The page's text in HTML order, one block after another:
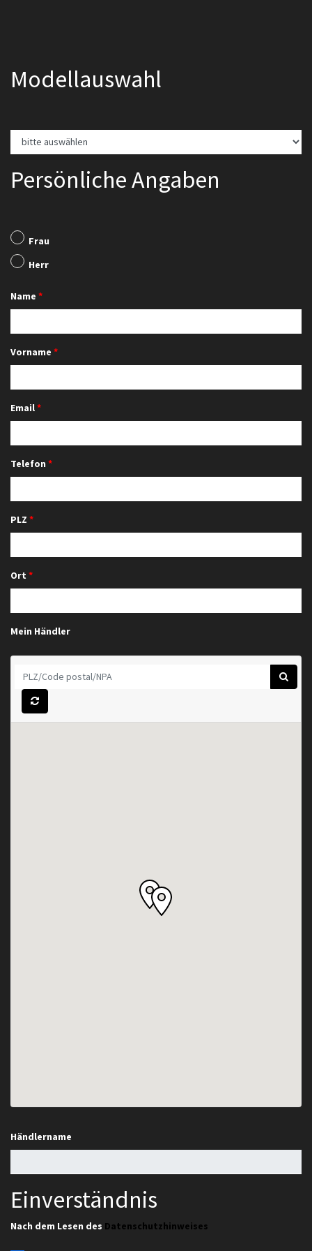
Modellauswahl
Persönliche Angaben
Frau
Herr
Name
Vorname
Email
Telefon
PLZ
Ort
Mein Händler
Händlername
Einverständnis
Nach dem Lesen des Datenschutzhinweises